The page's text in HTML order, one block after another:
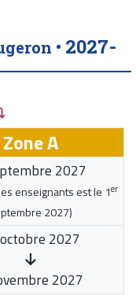
• 2027-
Zone A
2027
enseignants est le 1er
2027)
2027
2027